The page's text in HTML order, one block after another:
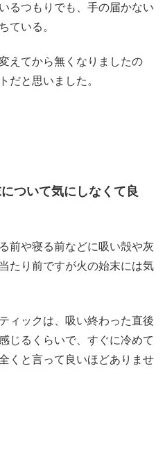
るつもりでも、手の届かない
ている。
えてから無くなりましたの
だと思いました。
ついて気にしなくて良
前や寝る前などに吸い殻や灰
たり前ですが火の始末には気
ィックは、吸い終わった直後
じるくらいで、すぐに冷めて
くと言って良いほどありませ